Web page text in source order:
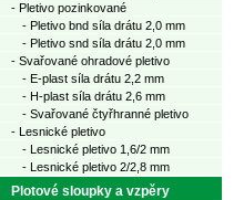
- Pletivo pozinkované
- Pletivo bnd síla drátu 2,0 mm
- Pletivo snd síla drátu 2,0 mm
- Svařované ohradové pletivo
- E-plast síla drátu 2,2 mm
- H-plast síla drátu 2,6 mm
- Svařované čtyřhranné pletivo
- Lesnické pletivo
- Lesnické pletivo 1,6/2 mm
- Lesnické pletivo 2/2,8 mm
Plotové sloupky a vzpěry